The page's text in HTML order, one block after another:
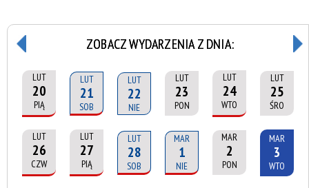
ZOBACZ WYDARZENIA Z DNIA:
LUT
20
PIĄ
LUT
21
SOB
LUT
22
NIE
LUT
23
PON
LUT
24
WTO
LUT
25
ŚRO
LUT
26
CZW
LUT
27
PIĄ
LUT
28
SOB
MAR
1
NIE
MAR
2
PON
MAR
3
WTO